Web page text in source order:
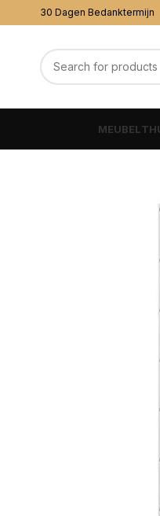
30 Dagen
MEUBEL